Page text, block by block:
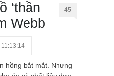
‘thần
Webb
45
hồng bắt mắt. Nhưng